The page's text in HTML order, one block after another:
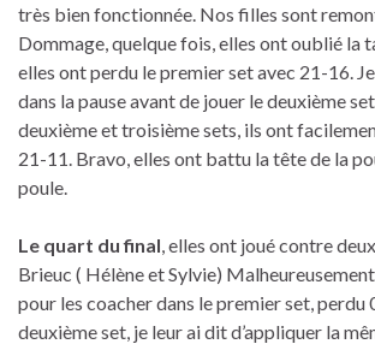
très bien fonctionnée. Nos filles sont
Dommage, quelque fois, elles ont oublié la
elles ont perdu le premier set avec 21-16.
dans la pause avant de jouer le deuxième
deuxième et troisième sets, ils ont
21-11. Bravo, elles ont battu la tête de la
poule.
Le quart du final, elles ont joué contre
Brieuc ( Hélène et Sylvie)
pour les coacher dans le premier set, perdu
deuxième set, je leur ai dit d’appliquer la